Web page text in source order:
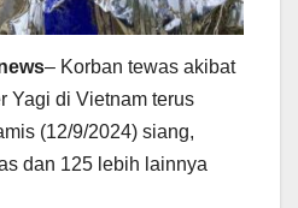
– Korban tewas akibat
Yagi di Vietnam terus
(12/9/2024) siang,
dan 125 lebih lainnya